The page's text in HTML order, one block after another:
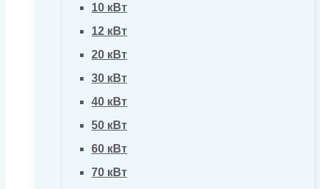
10 кВт
12 кВт
20 кВт
30 кВт
40 кВт
50 кВт
60 кВт
70 кВт